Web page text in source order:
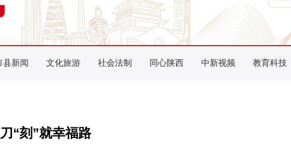
县新闻 文化旅游 社会法制 同心陕西 中新视频 教育科技
“刻”就幸福路